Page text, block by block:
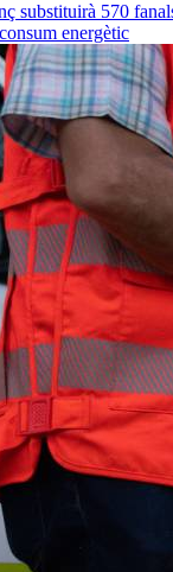
substituirà 570
energètic